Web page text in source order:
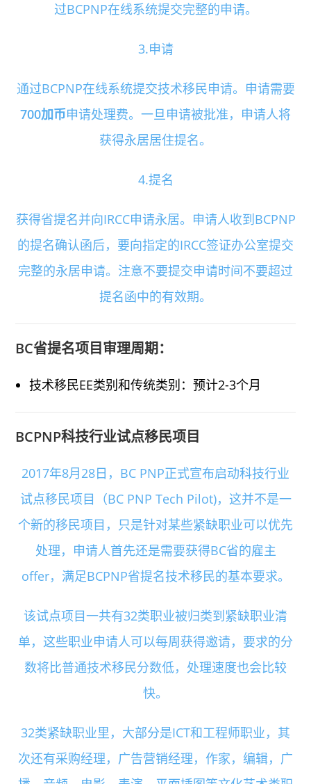
过BCPNP在线系统提交完整的申请。
3.申请
通过BCPNP在线系统提交技术移民申请。申请需要
700加币申请处理费。一旦申请被批准，申请人将
获得永居居住提名。
4.提名
获得省提名并向IRCC申请永居。申请人收到BCPNP
的提名确认函后，要向指定的IRCC签证办公室提交
完整的永居申请。注意不要提交申请时间不要超过
提名函中的有效期。
BC省提名项目审理周期：
技术移民EE类别和传统类别：预计2-3个月
BCPNP科技行业试点移民项目
2017年8月28日，BC PNP正式宣布启动科技行业
试点移民项目（BC PNP Tech Pilot)，这并不是一
个新的移民项目，只是针对某些紧缺职业可以优先
处理，申请人首先还是需要获得BC省的雇主
offer，满足BCPNP省提名技术移民的基本要求。
该试点项目一共有32类职业被归类到紧缺职业清
单，这些职业申请人可以每周获得邀请，要求的分
数将比普通技术移民分数低，处理速度也会比较
快。
32类紧缺职业里，大部分是ICT和工程师职业，其
次还有采购经理，广告营销经理，作家，编辑，广